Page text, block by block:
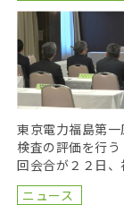
東京電力福島第
検査の評価を行
回会合が２２日
終え、委員が改
ニュース